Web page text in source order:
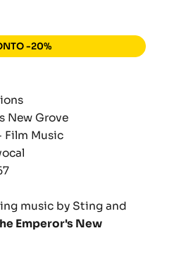
-20%
New Grove
Film Music
music by Sting and
Emperor's New